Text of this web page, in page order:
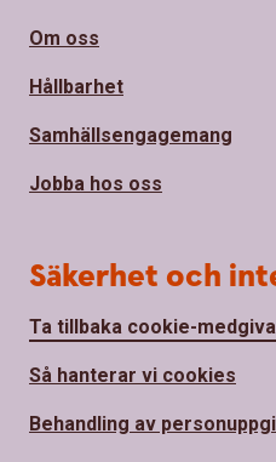
Om oss
Hållbarhet
Samhällsengagemang
Jobba hos oss
Säkerhet och
Ta tillbaka cookie-
Så hanterar vi cookies
Behandling av